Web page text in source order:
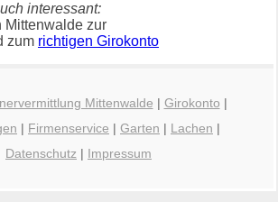
interessant:
Mittenwalde zur
zum richtigen Girokonto
Mittenwalde | Girokonto |
| Firmenservice | Garten | Lachen |
Datenschutz | Impressum